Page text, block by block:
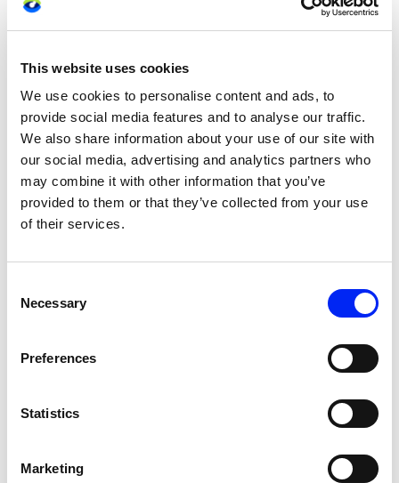
This website uses cookies
We use cookies to personalise content and ads, to
provide social media features and to analyse our traffic.
We also share information about your use of our site with
our social media, advertising and analytics partners who
may combine it with other information that you’ve
provided to them or that they’ve collected from your use
of their services.
Selection
Necessary
Preferences
Statistics
Marketing
Back Office
info@videma.nl
0183 - 583 000 (optie 2)